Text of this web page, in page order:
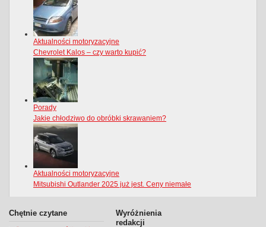
Chętnie czytane
Wyróżnienia
redakcji